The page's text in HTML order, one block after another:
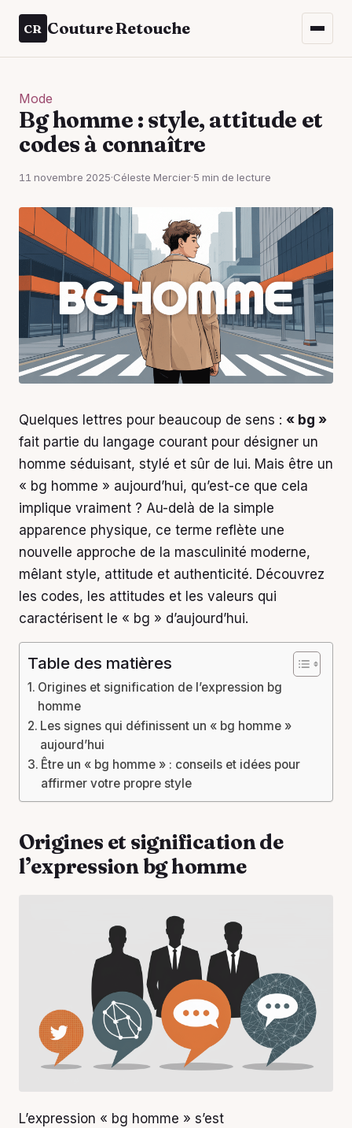
CR Couture Retouche
Mode
Bg homme : style, attitude et
codes à connaître
11 novembre 2025·Céleste Mercier·5 min de lecture
Quelques lettres pour beaucoup de sens : « bg »
fait partie du langage courant pour désigner un
homme séduisant, stylé et sûr de lui. Mais être un
« bg homme » aujourd’hui, qu’est-ce que cela
implique vraiment ? Au-delà de la simple
apparence physique, ce terme reflète une
nouvelle approche de la masculinité moderne,
mêlant style, attitude et authenticité. Découvrez
les codes, les attitudes et les valeurs qui
caractérisent le « bg » d’aujourd’hui.
Table des matières
Origines et signification de l’expression bg
homme
Les signes qui définissent un « bg homme »
aujourd’hui
Être un « bg homme » : conseils et idées pour
affirmer votre propre style
Origines et signification de
l’expression bg homme
L’expression « bg homme » s’est